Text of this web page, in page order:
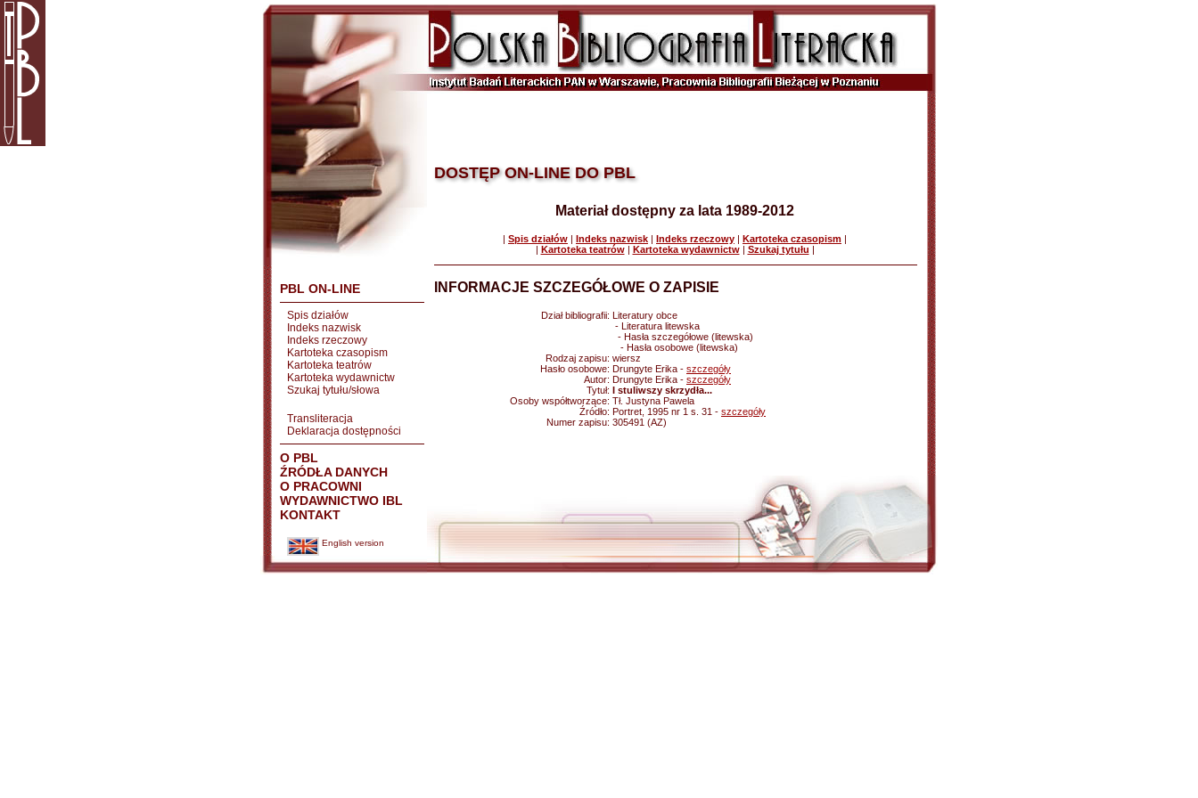
PBL ON-LINE
Spis działów
Indeks nazwisk
Indeks rzeczowy
Kartoteka czasopism
Kartoteka teatrów
Kartoteka wydawnictw
Szukaj tytułu/słowa
Transliteracja
Deklaracja dostępności
O PBL
ŹRÓDŁA DANYCH
O PRACOWNI
WYDAWNICTWO IBL
KONTAKT
English version
DOSTĘP ON-LINE DO PBL
Materiał dostępny za lata 1989-2012
| Spis działów | Indeks nazwisk | Indeks rzeczowy | Kartoteka czasopism |
| Kartoteka teatrów| Kartoteka wydawnictw| Szukaj tytułu |
INFORMACJE SZCZEGÓŁOWE O ZAPISIE
Dział bibliografii: Literatury obce
- Literatura litewska
- Hasła szczegółowe (litewska)
- Hasła osobowe (litewska)
Rodzaj zapisu: wiersz
Hasło osobowe: Drungyte Erika - szczegóły
Autor: Drungyte Erika - szczegóły
Tytuł: I stuliwszy skrzydła...
Osoby współtworzące: Tł. Justyna Pawela
Źródło: Portret, 1995 nr 1 s. 31 - szczegóły
Numer zapisu: 305491 (AZ)